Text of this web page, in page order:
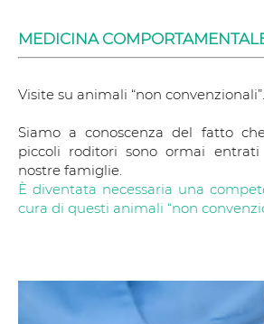
MEDICINA
Visite su animali “non convenzionali”.
Siamo a conoscenza del fatto
piccoli roditori sono ormai
nostre famiglie.
È diventata necessaria una
cura di questi animali “non